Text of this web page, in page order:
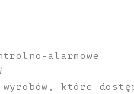
alarmowe
wyrobów, które